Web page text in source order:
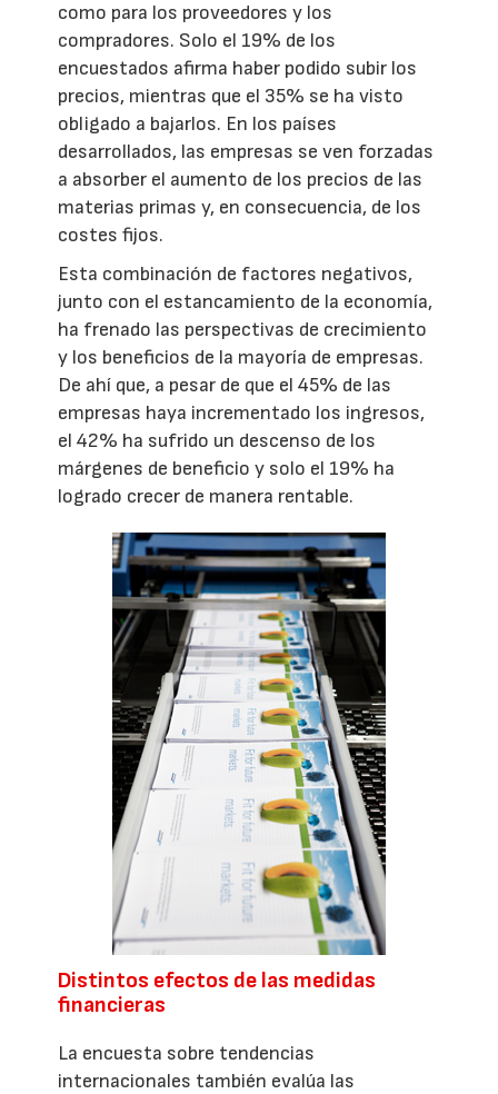
como para los proveedores y los
compradores. Solo el 19% de los
encuestados afirma haber podido subir los
precios, mientras que el 35% se ha visto
obligado a bajarlos. En los países
desarrollados, las empresas se ven forzadas
a absorber el aumento de los precios de las
materias primas y, en consecuencia, de los
costes fijos.
Esta combinación de factores negativos,
junto con el estancamiento de la economía,
ha frenado las perspectivas de crecimiento
y los beneficios de la mayoría de empresas.
De ahí que, a pesar de que el 45% de las
empresas haya incrementado los ingresos,
el 42% ha sufrido un descenso de los
márgenes de beneficio y solo el 19% ha
logrado crecer de manera rentable.
Distintos efectos de las medidas
financieras
La encuesta sobre tendencias
internacionales también evalúa las